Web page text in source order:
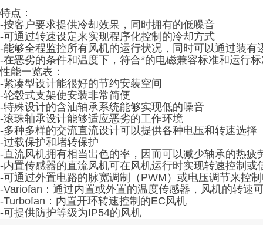
特点：
-按客户要求提供冷却效果，同时拥有的低噪音
-可通过转速设定来实现程序化控制的冷却方式
-能够全程监控所有风机的运行状况，同时可以通过装有
-在恶劣的条件和温度下，符合*的电磁兼容标准和运行
性能一览表：
-紧凑型设计能很好的节约安装空间
-轮毂式支架使安装非常简便
-特殊设计的含油轴承系统能够实现低的噪音
-滚珠轴承设计能够适应恶劣的工作环境
-多种多样的交流直流设计可以提供各种电压和转速选择
-过载保护和堵转保护
-直流风机拥有相当出色的率，因而可以减少轴承的热疲
-内置传感器的直流风机可在风机运行时实现转速控制或
-可通过外置电路的脉宽调制（PWM）或电压调节来控
-Variofan：通过内置或外置的温度传感器，风机的转速
-Turbofan：内置开环转速控制的EC风机
-可提供防护等级为IP54的风机